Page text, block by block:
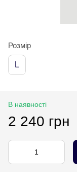
Розмір
L
В наявності
2 240 грн